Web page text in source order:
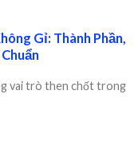
Gỉ: Thành Phần,
vai trò then chốt trong